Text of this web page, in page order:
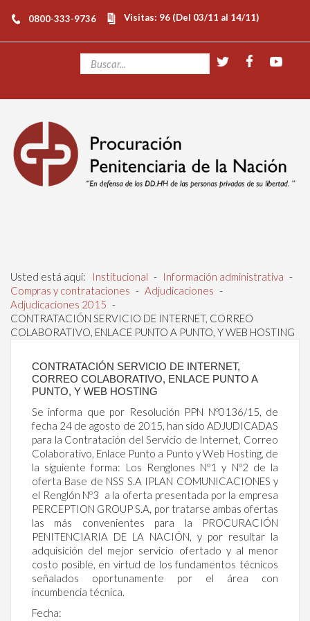
0800-333-9736 Visitas: 96 (Del 03/11 al 14/11)
Usted está aquí: Institucional - Información administrativa -
Compras y contrataciones - Adjudicaciones -
Adjudicaciones 2015 -
CONTRATACIÓN SERVICIO DE INTERNET, CORREO
COLABORATIVO, ENLACE PUNTO A PUNTO, Y WEB HOSTING
CONTRATACIÓN SERVICIO DE INTERNET,
CORREO COLABORATIVO, ENLACE PUNTO A
PUNTO, Y WEB HOSTING
Se informa que por Resolución PPN Nº0136/15, de
fecha 24 de agosto de 2015, han sido ADJUDICADAS
para la Contratación del Servicio de Internet, Correo
Colaborativo, Enlace Punto a Punto y Web Hosting, de
la siguiente forma: Los Renglones Nº1 y Nº2 de la
oferta Base de NSS S.A IPLAN COMUNICACIONES y
el Renglón Nº3 a la oferta presentada por la empresa
PERCEPTION GROUP S.A, por tratarse ambas ofertas
las más convenientes para la PROCURACIÓN
PENITENCIARIA DE LA NACIÓN, y por resultar la
adquisición del mejor servicio ofertado y al menor
costo posible, en virtud de los fundamentos técnicos
señalados oportunamente por el área con
incumbencia técnica.
Fecha: